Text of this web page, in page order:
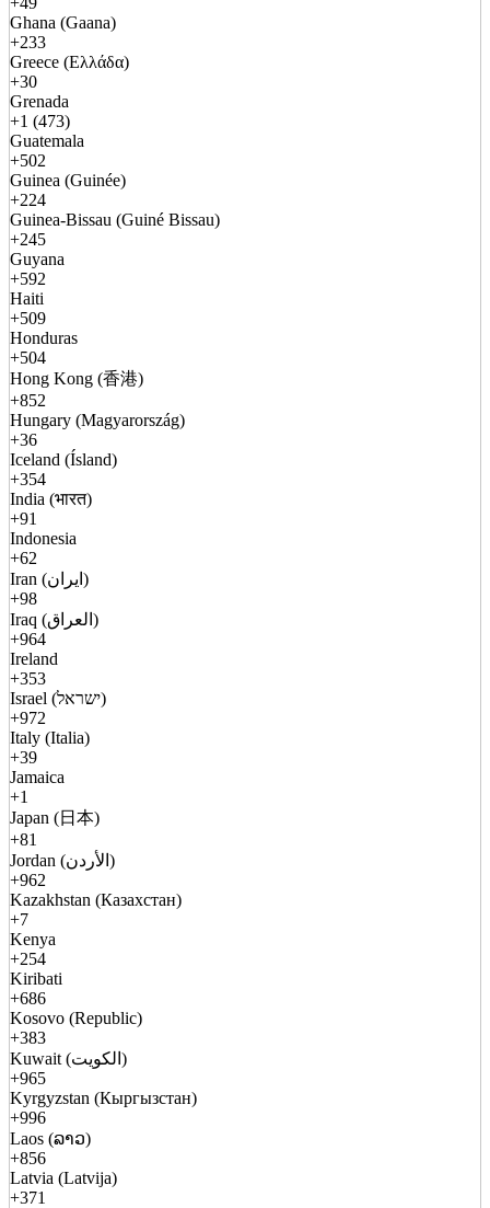
Ghana (Gaana)
+233
Greece (Ελλάδα)
+30
Grenada
+1 (473)
Guatemala
+502
Guinea (Guinée)
+224
Guinea-Bissau (Guiné Bissau)
+245
Guyana
+592
Haiti
+509
Honduras
+504
Hong Kong (香港)
+852
Hungary (Magyarország)
+36
Iceland (Ísland)
+354
India (भारत)
+91
Indonesia
+62
Iran (ایران)
+98
Iraq (العراق)
+964
Ireland
+353
Israel (ישראל)
+972
Italy (Italia)
+39
Jamaica
+1
Japan (日本)
+81
Jordan (الأردن)
+962
Kazakhstan (Казахстан)
+7
Kenya
+254
Kiribati
+686
Kosovo (Republic)
+383
Kuwait (الكويت)
+965
Kyrgyzstan (Кыргызстан)
+996
Laos (ລາວ)
+856
Latvia (Latvija)
+371